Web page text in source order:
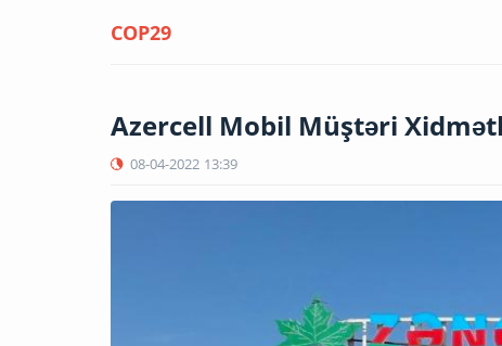
COP29
Azercell Mobil Müştəri
08-04-2022 13:39